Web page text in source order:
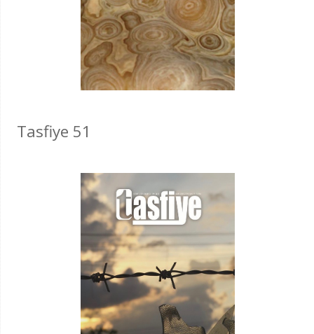
Tasfiye 51